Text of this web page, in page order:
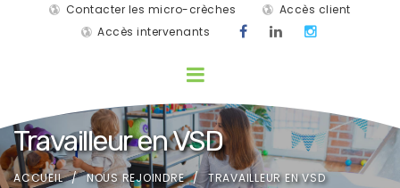
Contacter les micro-crèches
Accès client
Accès intervenants
Travailleur en VSD
ACCUEIL NOUS REJOINDRE TRAVAILLEUR EN VSD